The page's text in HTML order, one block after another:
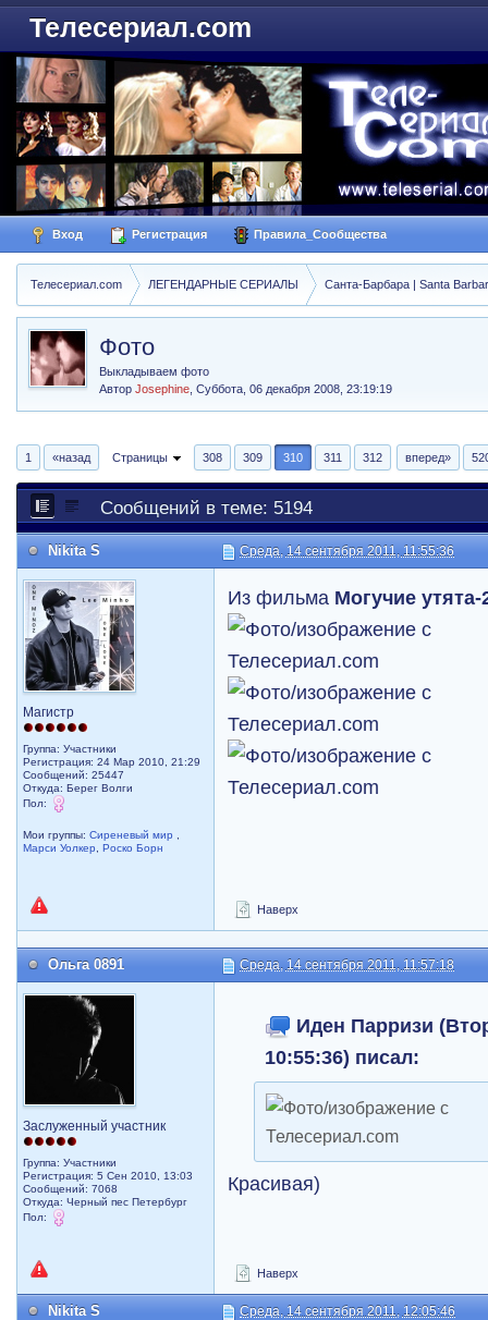
Телесериал.com
Вход Регистрация Правила_Сообщества
Телесериал.com ЛЕГЕНДАРНЫЕ СЕРИАЛЫ Санта-Барбара | Santa
Фото
Выкладываем фото
АвторJosephine ,Суббота, 06 декабря 2008, 23:19:19
1 «назад Страницы 308 309 310 311 312 вперед»
Сообщений в теме: 5194
Nikita S Среда, 14 сентября 2011, 11:55:36
Магистр
Группа: Участники
Регистрация: 24 Мар 2010, 21:29
Сообщений: 25447
Откуда: Берег Волги
Пол:
Мои группы:Сиреневый мир
Марси Уолкер
,Роско Борн
Из фильма Могучие
Наверх
Ольга 0891 Среда, 14 сентября 2011, 11:57:18
Заслуженный участник
Группа: Участники
Регистрация: 5 Сен 2010, 13:03
Сообщений: 7068
Откуда: Черный пес Петербург
Пол:
Иден Парризи
10:55:36) писал:
Красивая)
Наверх
Nikita S Среда, 14 сентября 2011, 12:05:46